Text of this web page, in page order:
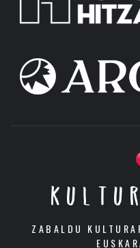
ZABALDU